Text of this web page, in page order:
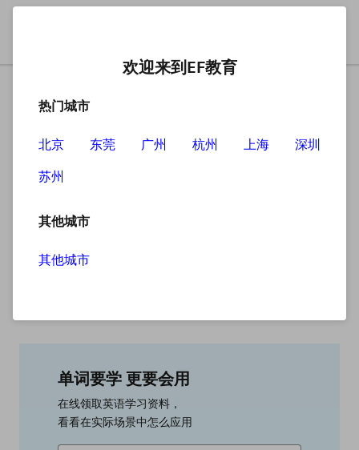
单词要学 更要会用
在线领取英语学习资料，
看看在实际场景中怎么应用
欢迎来到EF教育
热门城市
北京 东莞 广州 杭州 上海
深圳
苏州
其他城市
其他城市